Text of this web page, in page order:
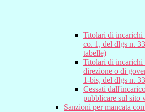
Titolari di incarichi
co. 1, del dlgs n.
tabelle)
Titolari di incarichi
direzione o di
1-bis, del dlgs n.
Cessati
pubblicare sul sito
Sanzioni per mancata